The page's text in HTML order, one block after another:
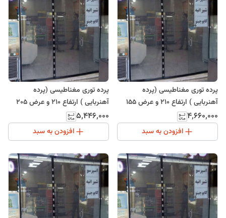
پرده توری مغناطیسی (پرده
آهنربایی ) ارتفاع 210 و عرض 155
(ارسال رایگان)
۴٬۶۶۰٬۰۰۰
افزودن به سبد
پرده توری مغناطیسی (پرده
آهنربایی ) ارتفاع 210 و عرض 205
(ارسال رایگان)
۵٬۴۴۶٬۰۰۰
افزودن به سبد